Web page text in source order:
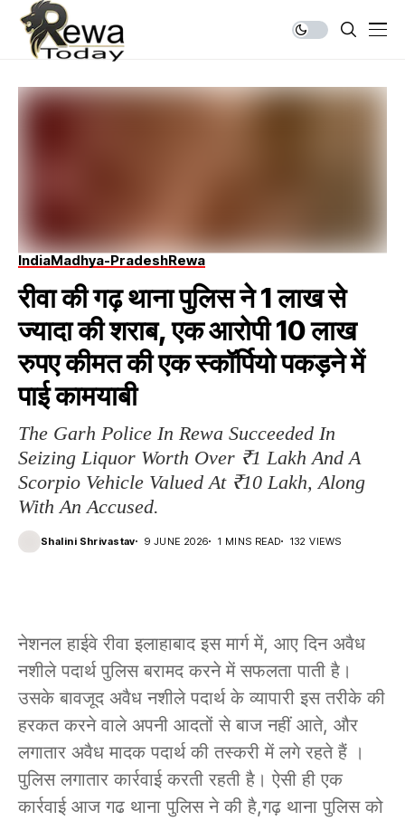
IndiaMadhya-PradeshRewa
रीवा की गढ़ थाना पुलिस ने 1 लाख से
ज्यादा की शराब, एक आरोपी 10 लाख
रुपए कीमत की एक स्कॉर्पियो पकड़ने में
पाई कामयाबी
The Garh Police In Rewa Succeeded In
Seizing Liquor Worth Over ₹1 Lakh And A
Scorpio Vehicle Valued At ₹10 Lakh, Along
With An Accused.
Shalini Shrivastav 9 JUNE 2026 1 MINS READ 132 VIEWS
नेशनल हाईवे रीवा इलाहाबाद इस मार्ग में, आए दिन अवैध
नशीले पदार्थ पुलिस बरामद करने में सफलता पाती है।
उसके बावजूद अवैध नशीले पदार्थ के व्यापारी इस तरीके की
हरकत करने वाले अपनी आदतों से बाज नहीं आते, और
लगातार अवैध मादक पदार्थ की तस्करी में लगे रहते हैं ।
पुलिस लगातार कार्रवाई करती रहती है। ऐसी ही एक
कार्रवाई आज गढ थाना पुलिस ने की है,गढ़ थाना पुलिस को